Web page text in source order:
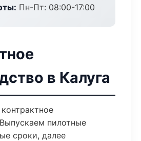
Пн-Пт: 08:00-17:00
в Калуга
пилотные
сроки, далее